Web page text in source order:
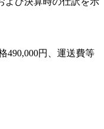
490,000円、運送費等